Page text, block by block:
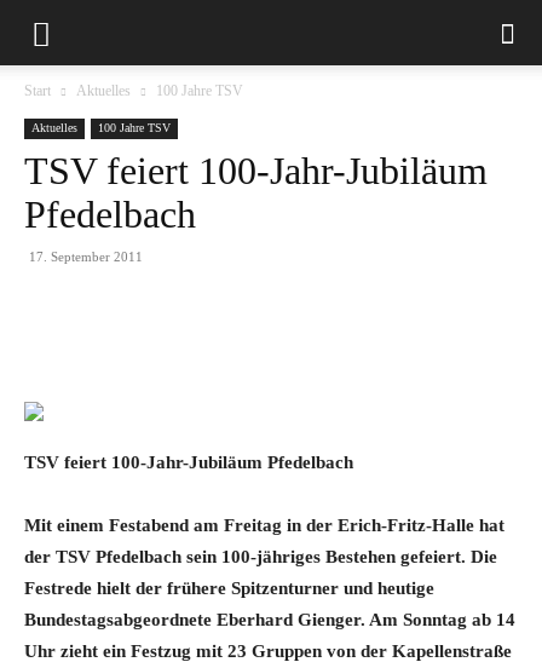
Start Aktuelles 100 Jahre TSV
Aktuelles 100 Jahre TSV
TSV feiert 100-Jahr-Jubiläum
Pfedelbach
17. September 2011
TSV feiert 100-Jahr-Jubiläum Pfedelbach
Mit einem Festabend am Freitag in der Erich-Fritz-Halle hat
der TSV Pfedelbach sein 100-jähriges Bestehen gefeiert. Die
Festrede hielt der frühere Spitzenturner und heutige
Bundestagsabgeordnete Eberhard Gienger. Am Sonntag ab 14
Uhr zieht ein Festzug mit 23 Gruppen von der Kapellenstraße